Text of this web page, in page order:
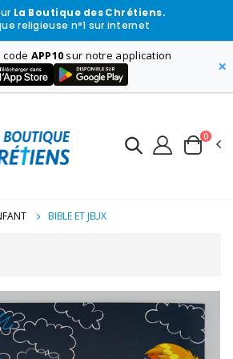
La Boutique des Chrétiens.
religieuse n°1 sur internet
code APP10 sur notre application
×
0
BIBLE ET JEUX